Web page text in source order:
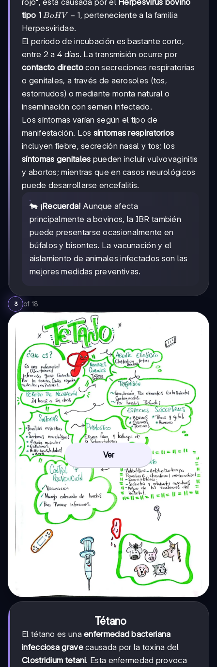
rojo", está causada por el Herpesvirus bovino
tipo 1 BoHV-
1
BoH V − 1, perteneciente a la familia
Herpesviridae.
El periodo de incubación es bastante corto,
entre 2 a 4 días. La transmisión ocurre por
contacto directocon secreciones respiratorias
o genitales, a través de aerosoles (tos,
estornudos) o mediante monta natural o
inseminación con semen infectado.
Los síntomas varían según el tipo de
manifestación. Los síntomas respiratorios
incluyen fiebre, secreción nasal y tos; los
síntomas genitales pueden incluir vulvovaginitis
y abortos; mientras que en casos neurológicos
puede desarrollarse encefalitis.
🐄 ¡Recuerda! Aunque afecta
principalmente a bovinos, la IBR también
puede presentarse ocasionalmente en
búfalos y bisontes. La vacunación y el
aislamiento de animales infectados son las
mejores medidas preventivas.
3 of 18
Ver
Tétano
El tétano es unaenfermedad bacteriana
infecciosa gravecausada por la toxina del
Clostridium tetani. Esta enfermedad provoca